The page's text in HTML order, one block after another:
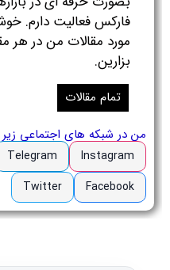
فارکس فعالیت دارم.
مورد مقالات من در هر
بزارین.
تمام مقالات
من در شبکه های اجتماعی
Instagram
Telegram
Facebook
Twitter